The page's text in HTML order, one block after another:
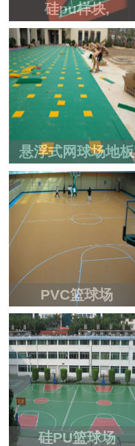
硅pu样块,
悬浮式网球场地板
PVC篮球场
硅PU篮球场